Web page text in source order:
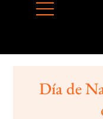
Día de